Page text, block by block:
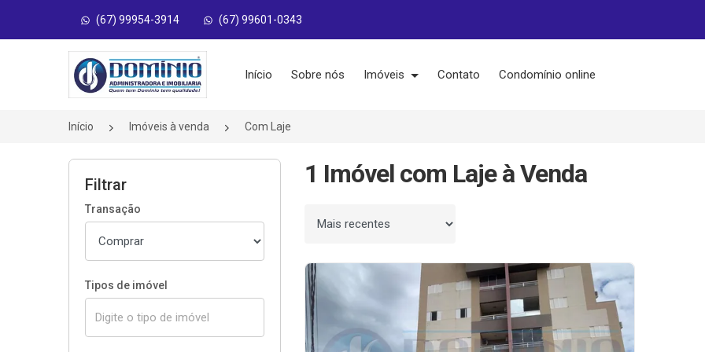
(67) 99954-3914 (67) 99601-0343
Página inicial
Início Sobre nós Imóveis Contato Condomínio online
Início Imóveis à venda Com Laje
Filtrar
Transação
Tipos de imóvel
1 Imóvel com Laje à Venda
Ordenar por